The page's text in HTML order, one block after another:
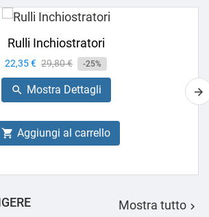
Rulli Inchiostratori
Prezzo
22,35 € Prezzo
base
29,80 € -25%
 Mostra Dettagli
 Aggiungi al carrello
Mostra tutto 